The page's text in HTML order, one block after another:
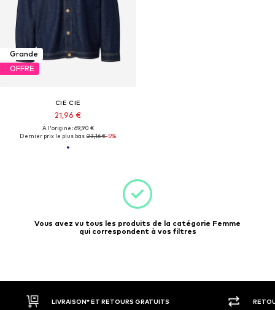
Grande
OFFRE
CIE CIE
21,96 €
À l'origine : 69,90 €
Dernier prix le plus bas :23,16 €-5%
Vous avez vu tous les produits de la catégorie Femme
qui correspondent à vos filtres
RETOURS GRATUITS RETOUR SOUS 30 JOURS